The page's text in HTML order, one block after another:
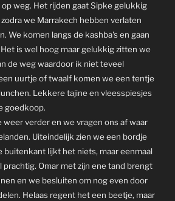
weg. Het rijden gaat Sipke gelukkig
we Marrakech hebben verlaten
We komen langs de kashba's en gaan
is wel hoog maar gelukkig zitten we
de weg waardoor ik niet teveel
uurtje of twaalf komen we een tentje
Lekkere tajine en vleesspiesjes
goedkoop.
weer verder en we vragen ons af waar
Uiteindelijk zien we een bordje
buitenkant lijkt het niets, maar eenmaal
prachtig. Omar met zijn ene tand brengt
en we besluiten om nog even door
Helaas regent het een beetje, maar